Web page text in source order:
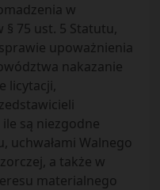
w
75 ust. 5 Statutu,
upoważnienia
nakazanie
licytacji,
są niezgodne
uchwałami Walnego
a także w
materialnego